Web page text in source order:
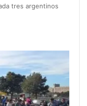
tres argentinos